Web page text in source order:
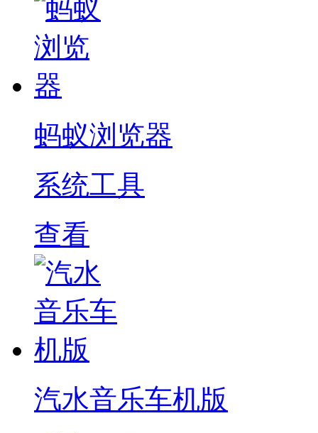
蚂蚁浏览器
系统工具
查看
汽水音乐车机版